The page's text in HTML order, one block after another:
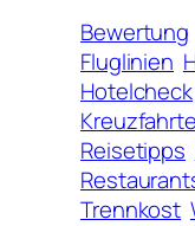
Bewertung
Fluglinien
Hotelcheck
Reisetipps
Trennkost